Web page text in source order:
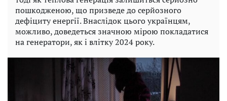
пошкодженою, що призведе до серйозного
дефіциту енергії. Внаслідок цього українцям,
можливо, доведеться значною мірою покладатися
на генератори, як і влітку 2024 року.